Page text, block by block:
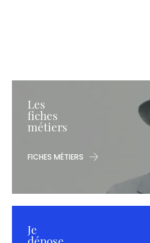
Les
fiches
métiers
FICHES MÉTIERS
Je